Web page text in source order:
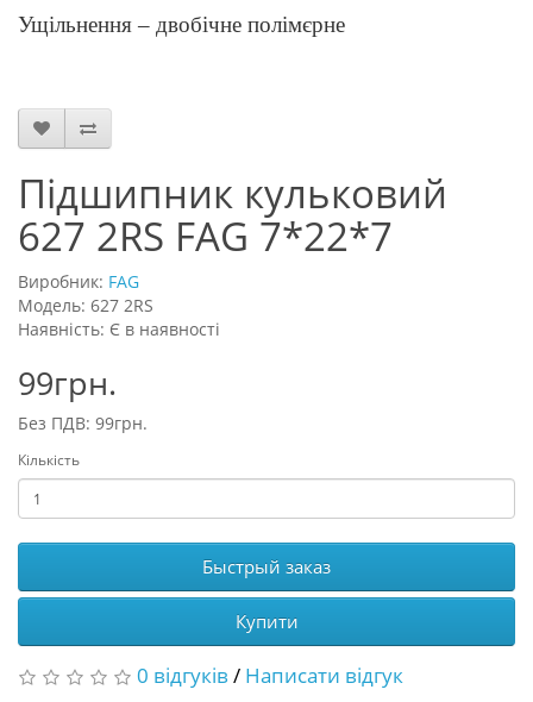
Ущільнення – двобічне полімєрне
Підшипник кульковий
627 2RS FAG 7*22*7
Виробник: FAG
Модель: 627 2RS
Наявність: Є в наявності
99грн.
Без ПДВ: 99грн.
Кількість
Быстрый заказ
Купити
0 відгуків / Написати відгук